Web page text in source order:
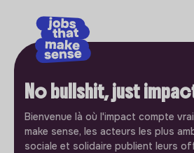
No bullshit, just
Bienvenue là où l'impact compte
make sense, les acteurs les plus
sociale et solidaire publient leurs